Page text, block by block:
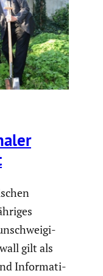
gilt als
Infor­ma­ti­